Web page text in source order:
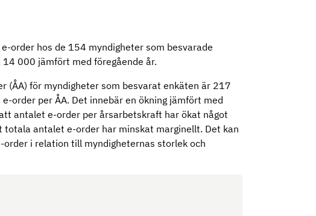
order hos de 154 myndigheter som besvarade
000 jämfört med föregående år.
(ÅA) för myndigheter som besvarat enkäten är 217
order per ÅA. Det innebär en ökning jämfört med
antalet e-order per årsarbetskraft har ökat något
antalet e-order har minskat marginellt. Det kan
i relation till myndigheternas storlek och